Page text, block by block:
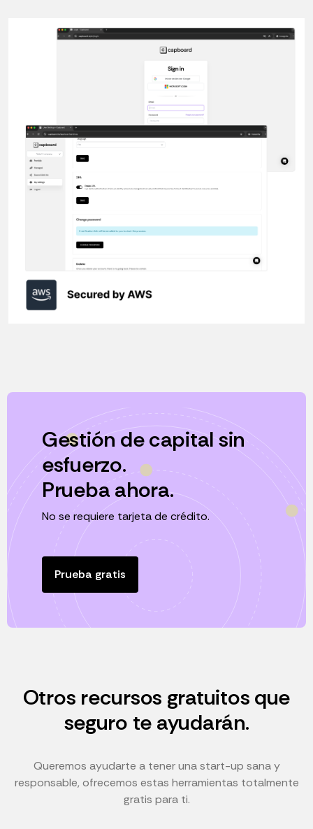
Gestión de capital sin
esfuerzo.
Prueba ahora.
No se requiere tarjeta de crédito.
Prueba gratis
Otros recursos gratuitos que
seguro te ayudarán.
Queremos ayudarte a tener una start-up sana y
responsable, ofrecemos estas herramientas totalmente
gratis para ti.